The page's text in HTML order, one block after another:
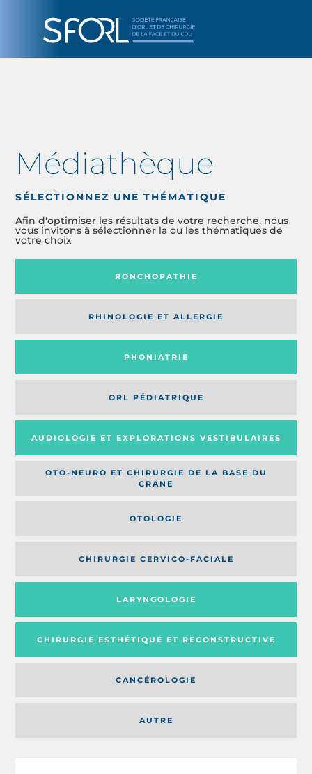
Médiathèque
SÉLECTIONNEZ UNE THÉMATIQUE
Afin d'optimiser les résultats de votre recherche, nous
vous invitons à sélectionner la ou les thématiques de
votre choix
RONCHOPATHIE
RHINOLOGIE ET ALLERGIE
PHONIATRIE
ORL PÉDIATRIQUE
AUDIOLOGIE ET EXPLORATIONS VESTIBULAIRES
OTO-NEURO ET CHIRURGIE DE LA BASE DU
CRÂNE
OTOLOGIE
CHIRURGIE CERVICO-FACIALE
AUTRE
LARYNGOLOGIE
CHIRURGIE ESTHÉTIQUE ET RECONSTRUCTIVE
CANCÉROLOGIE